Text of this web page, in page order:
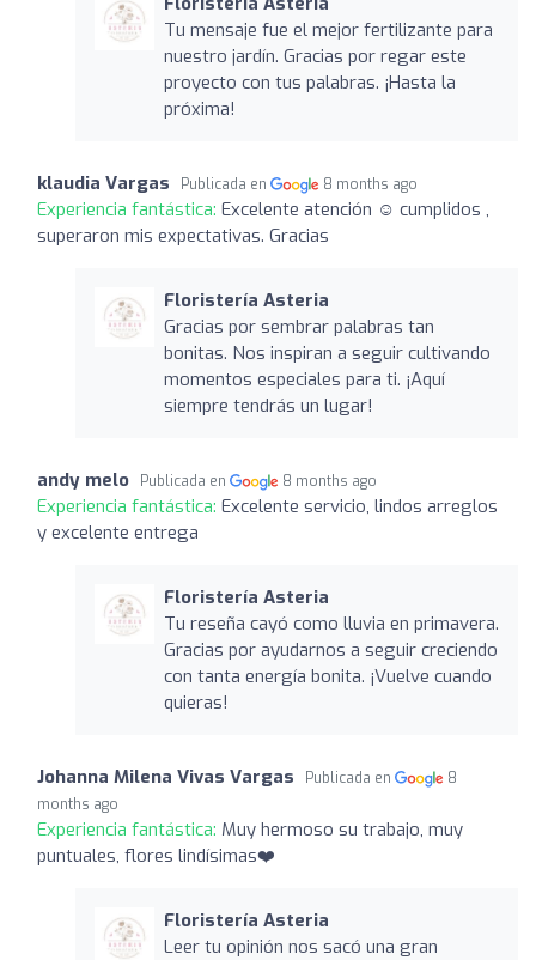
Tu mensaje fue el mejor fertilizante para
nuestro jardín. Gracias por regar este
proyecto con tus palabras. ¡Hasta la
próxima!
klaudia Vargas Publicada en 8 months ago
Experiencia fantástica: Excelente atención ☺️ cumplidos ,
superaron mis expectativas. Gracias
Floristería Asteria
Gracias por sembrar palabras tan
bonitas. Nos inspiran a seguir cultivando
momentos especiales para ti. ¡Aquí
siempre tendrás un lugar!
andy melo Publicada en 8 months ago
Experiencia fantástica: Excelente servicio, lindos arreglos
y excelente entrega
Floristería Asteria
Tu reseña cayó como lluvia en primavera.
Gracias por ayudarnos a seguir creciendo
con tanta energía bonita. ¡Vuelve cuando
quieras!
Johanna Milena Vivas Vargas Publicada en
8
months ago
Experiencia fantástica: Muy hermoso su trabajo, muy
puntuales, flores lindísimas❤️
Floristería Asteria
Leer tu opinión nos sacó una gran